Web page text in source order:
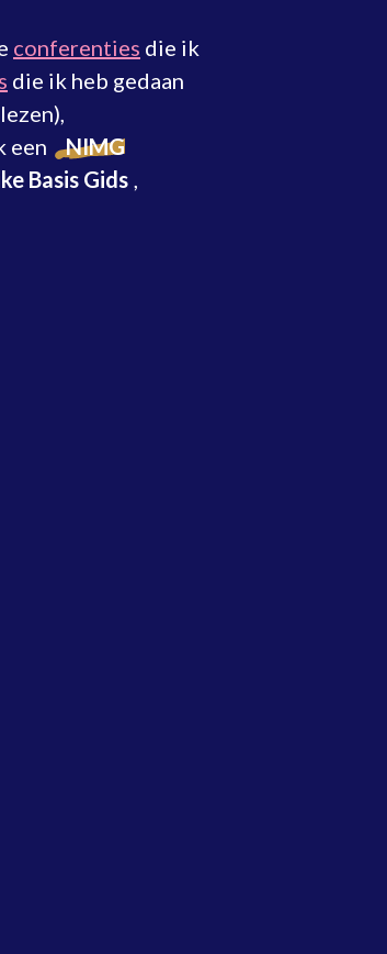
conferenties die ik
die ik heb gedaan
een
NIMG
Basis Gids ,